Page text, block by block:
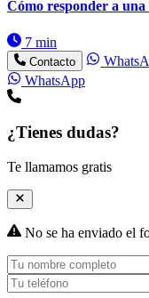
Cómo responder a
7 min
Contacto
WhatsApp
¿Tienes dudas?
Te llamamos gratis
No se ha enviado el